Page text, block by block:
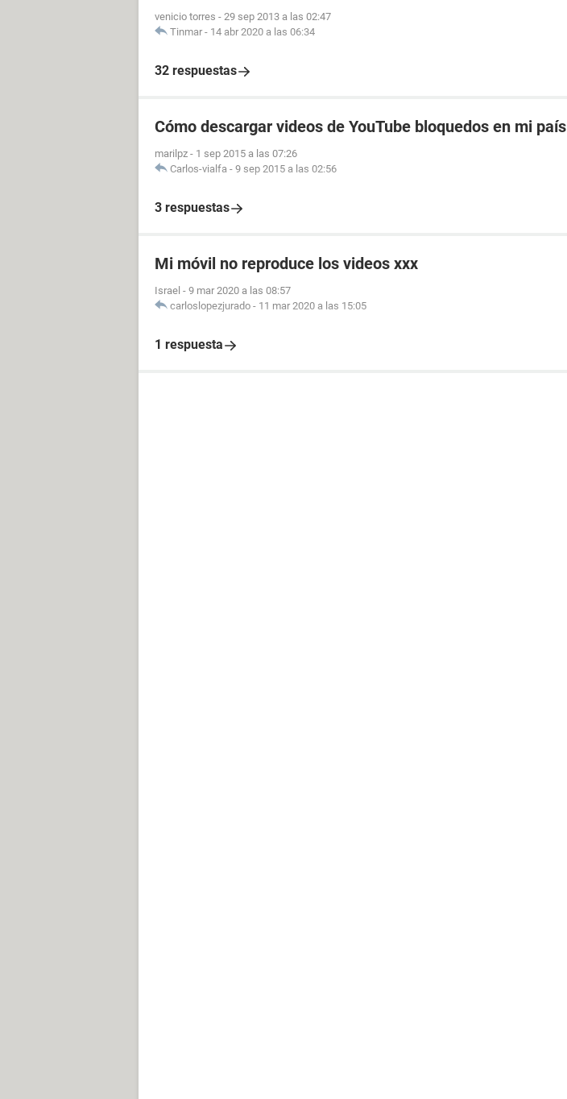
venicio torres - 29 sep 2013 a las 02:47
Tinmar - 14 abr 2020 a las 06:34
32 respuestas
Cómo descargar videos de YouTube bloquedos en mi país
marilpz - 1 sep 2015 a las 07:26
Carlos-vialfa - 9 sep 2015 a las 02:56
3 respuestas
Mi móvil no reproduce los videos xxx
Israel - 9 mar 2020 a las 08:57
carloslopezjurado - 11 mar 2020 a las 15:05
1 respuesta